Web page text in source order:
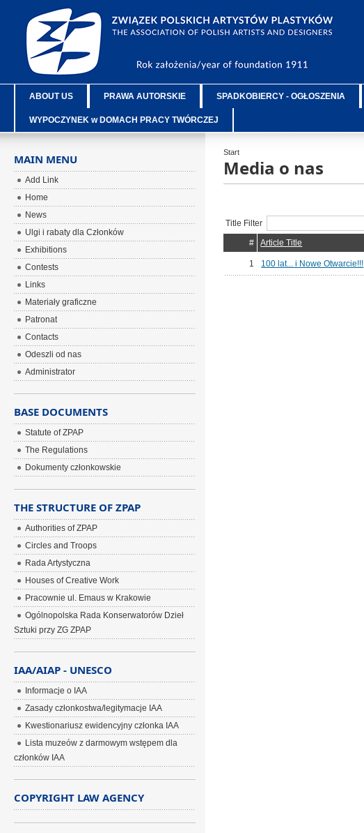
ABOUT US PRAWA AUTORSKIE SPADKOBIERCY - OGŁOSZENIA
WYPOCZYNEK w DOMACH PRACY TWÓRCZEJ
Start
Media o nas
Title Filter
#
Article Title
1 100 lat... i Nowe Otwarcie!!!
MAIN MENU
Add Link
Home
News
Ulgi i rabaty dla Członków
Exhibitions
Contests
Links
Materiały graficzne
Patronat
Contacts
Odeszli od nas
Administrator
BASE DOCUMENTS
Statute of ZPAP
The Regulations
Dokumenty członkowskie
THE STRUCTURE OF ZPAP
Authorities of ZPAP
Circles and Troops
Rada Artystyczna
Houses of Creative Work
Pracownie ul. Emaus w Krakowie
Ogólnopolska Rada Konserwatorów Dzieł
Sztuki przy ZG ZPAP
IAA/AIAP - UNESCO
Informacje o IAA
Zasady członkostwa/legitymacje IAA
Kwestionariusz ewidencyjny członka IAA
Lista muzeów z darmowym wstępem dla
członków IAA
COPYRIGHT LAW AGENCY